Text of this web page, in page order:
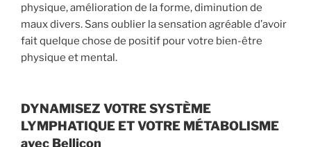
physique, amélioration de la forme, diminution de
maux divers. Sans oublier la sensation agréable d’avoir
fait quelque chose de positif pour votre bien-être
physique et mental.
DYNAMISEZ VOTRE SYSTÈME
LYMPHATIQUE ET VOTRE MÉTABOLISME
avec Bellicon